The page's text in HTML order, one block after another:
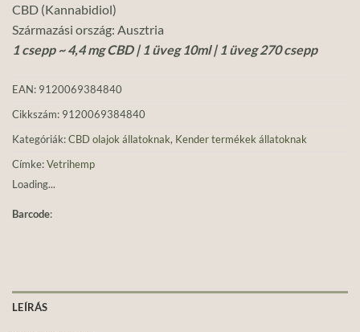
CBD (Kannabidiol)
Származási ország: Ausztria
1 csepp ~ 4,4 mg CBD | 1 üveg 10ml | 1 üveg 270 csepp
EAN: 9120069384840
Cikkszám: 9120069384840
Kategóriák:CBD olajok állatoknak, Kender termékek állatoknak
Címke:Vetrihemp
Loading...
Barcode:
LEÍRÁS